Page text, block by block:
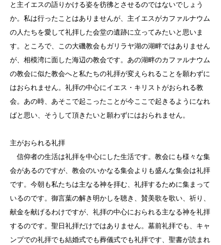
と主イエスの語りかける姿を彷彿とさせるのではないでしょう
か。私は行ったことはありませんが、主イエスがカファルナウム
の人たちを愛して礼拝した会堂の遺跡に立ってみたいと思いま
す。ところで、この大磯教会もガリラヤ湖の湖畔ではありません
が、相模湾に面した海辺の教会です。あの湖畔のカファルナウム
の教会に似た教会へと私たちの礼拝が変えられることを願わずに
はおられません。礼拝の中心にイエス・キリストがおられる教
会。あの時、あそこで起こったことが今ここで起きるようになれ
ばと思い、そうして頂きたいと願わずにはおられません。
主がおられる礼拝
信仰者の生活は礼拝を中心にした生活です。教会にも様々な集
会があるのですが、教会のいかなる集会よりも盛んな集会は礼拝
です。今朝も私たちは主なる神を拝む、礼拝するために集まって
いるのです。御言葉の解き明かしを聴き、賛美歌を歌い、祈り、
献金を献げるわけですが、礼拝の中心におられる主なる神を礼拝
するのです。聖日礼拝だけではありません。墓前礼拝でも、キャ
ンプでの礼拝でも結婚式でも葬儀式でも礼拝です、聖書が読まれ